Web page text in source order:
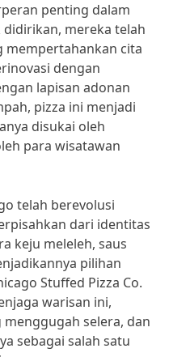
penting dalam
didirikan, mereka telah
mempertahankan cita
dengan
lapisan adonan
pizza ini menjadi
disukai oleh
para wisatawan
telah berevolusi
dari identitas
keju meleleh, saus
pilihan
Stuffed Pizza Co.
warisan ini,
selera, dan
sebagai salah satu